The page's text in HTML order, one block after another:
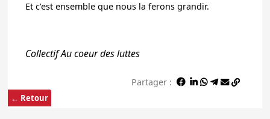
← Retour
Et c’est ensemble que nous la ferons grandir.
Collectif Au coeur des luttes
Partager :